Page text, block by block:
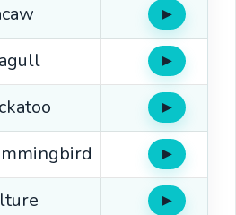
▶Oír
▶Oír
▶Oír
▶Oír
▶Oír